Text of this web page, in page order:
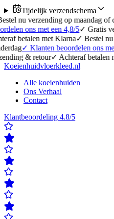
Tijdelijk verzendschema
op maandag of donderdag
met een 4,8/5✓Gratis verzending
met Klarna ✓Bestel nu
beoordelen ons met een 4,8/5
✓ Achteraf betalen met Klarna
Koeienhuidvloerkleed.nl
Alle koeienhuiden
Ons Verhaal
Contact
Klantbeoordeling 4.8/5